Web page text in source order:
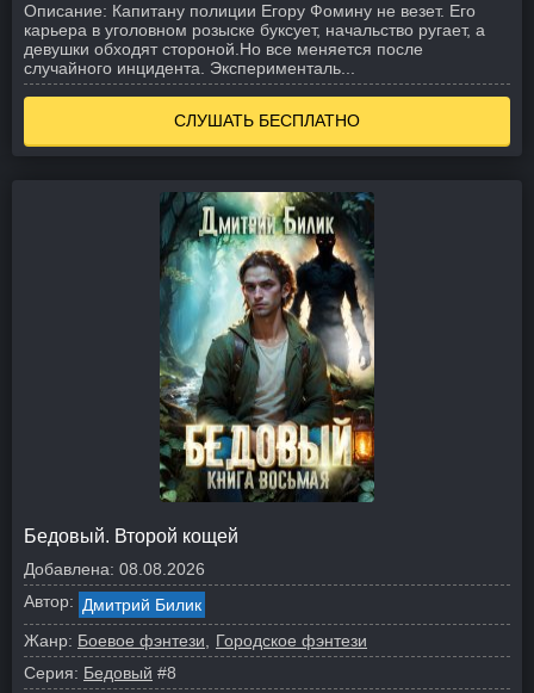
Описание: Капитану полиции Егору Фомину не везет. Его
карьера в уголовном розыске буксует, начальство ругает, а
девушки обходят стороной. Но все меняется после
случайного инцидента. Эксперименталь...
СЛУШАТЬ БЕСПЛАТНО
Бедовый. Второй кощей
Добавлена: 08.08.2026
Автор: Дмитрий Билик
Жанр: Боевое фэнтези
Городское фэнтези
Серия: Бедовый #8